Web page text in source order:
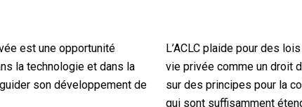
pour fermer
est une opportunité
la technologie et dans la
son développement de
L’ACLC plaide pour des
vie privée comme un droit
sur des principes pour la
qui sont suffisamment